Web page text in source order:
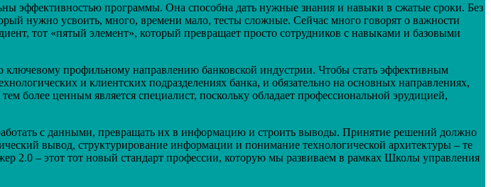
эффективностью программы. Она способна дать нужные знания и навыки в сжатые сроки. Без
нужно усвоить, много, времени мало, тесты сложные. Сейчас много говорят о важности
тот «пятый элемент», который превращает просто сотрудников с навыками и базовыми
профильному направлению банковской индустрии. Чтобы стать эффективным
и клиентских подразделениях банка, и обязательно на основных направлениях,
более ценным является специалист, поскольку обладает профессиональной эрудицией,
с данными, превращать их в информацию и строить выводы. Принятие решений должно
вывод, структурирование информации и понимание технологической архитектуры – те
2.0 – этот тот новый стандарт профессии, которую мы развиваем в рамках Школы управления